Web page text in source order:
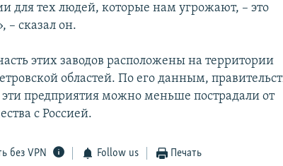
для тех людей, которые нам угрожают, – это
– сказал он.
этих заводов расположены на территории
областей. По его данным,
предприятия можно меньше пострадали от
с Россией.
без VPN Follow us Печать